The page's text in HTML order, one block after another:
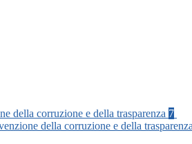
della corruzione e della trasparenza 7
della corruzione e della